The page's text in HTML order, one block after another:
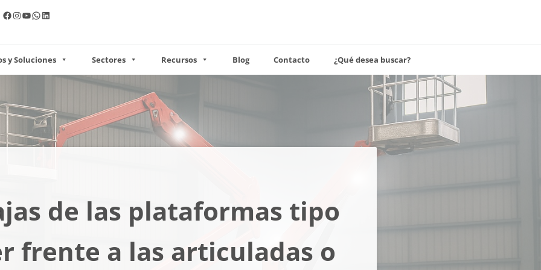
Facebook
Instagram
YouTube
WhatsApp
LinkedIn
y Soluciones Sectores Recursos Blog Contacto ¿Qué desea buscar?
de las plataformas tipo
frente a las articuladas o